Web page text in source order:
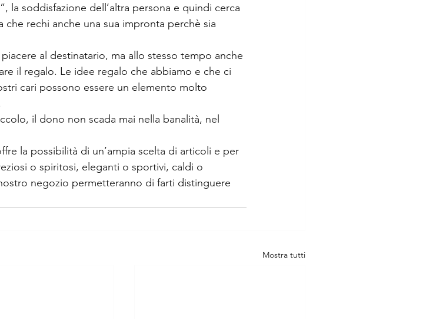
la soddisfazione dell’altra persona e quindi cerca
rechi anche una sua impronta perchè sia
al destinatario, ma allo stesso tempo anche
il regalo. Le idee regalo che abbiamo e che ci
cari possono essere un elemento molto
il dono non scada mai nella banalità, nel
la possibilità di un’ampia scelta di articoli e per
o spiritosi, eleganti o sportivi, caldi o
negozio permetteranno di farti distinguere
Mostra tutti